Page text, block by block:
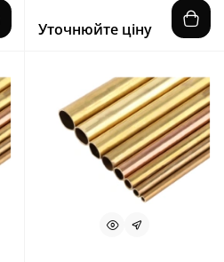
Уточнюйте ціну